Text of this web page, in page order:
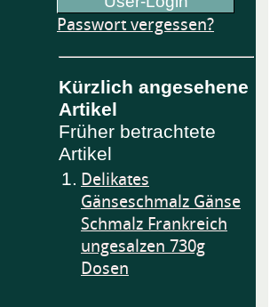
Passwort vergessen?
Kürzlich angesehene
Artikel
Früher betrachtete
Artikel
1. Delikates
Gänseschmalz Gänse
Schmalz Frankreich
ungesalzen 730g
Dosen